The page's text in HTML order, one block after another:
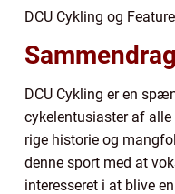
DCU Cykling og
Sammendrag
DCU Cykling er en
cykelentusiaster af
rige historie og
denne sport med at
interesseret i at blive